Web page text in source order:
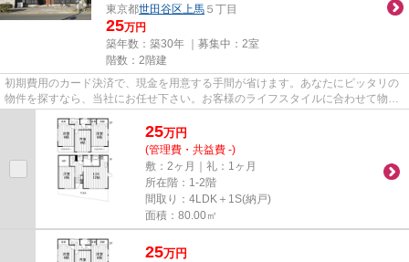
東京都世田谷区 上馬 ５丁目
25万円
築年数：築30年 ｜募集中： 2室
階数：2階建
初期費用のカード決済で、現金を用意する手間が省けます。あなたにピッタリの
物件を探すなら、当社にお任せ下さい。お客様のライフスタイルに合わせて物件
のご紹介をいたしますので、...
25万円
(管理費・共益費 -)
敷：2ヶ月｜礼：1ヶ月
所在階：1-2階
間取り：4LDK＋1S(納戸)
面積：80.00㎡
25万円